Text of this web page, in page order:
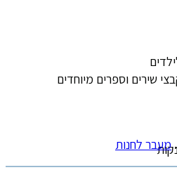
שירים וספרים מיוחדים
מעבר לחנות